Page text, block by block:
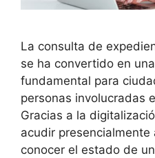
La consulta de
se ha convertido en
fundamental para
personas involucradas
Gracias a la
acudir presencialmente
conocer el estado de